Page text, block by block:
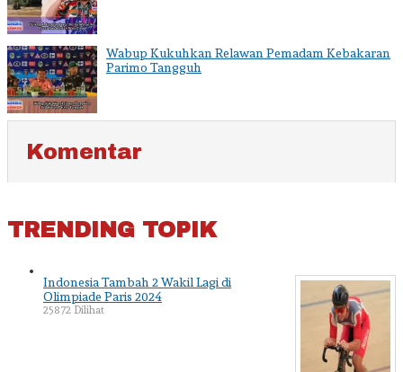
Wabup Kukuhkan Relawan Pemadam Kebakaran
Parimo Tangguh
Komentar
TRENDING TOPIK
Indonesia Tambah 2 Wakil Lagi di
Olimpiade Paris 2024
25872 Dilihat